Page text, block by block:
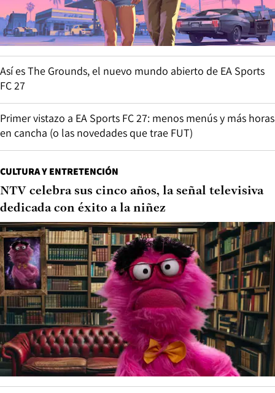
Así es The Grounds, el nuevo mundo abierto de EA Sports
FC 27
Primer vistazo a EA Sports FC 27: menos menús y más horas
en cancha (o las novedades que trae FUT)
CULTURA Y ENTRETENCIÓN
NTV celebra sus cinco años, la señal televisiva
dedicada con éxito a la niñez